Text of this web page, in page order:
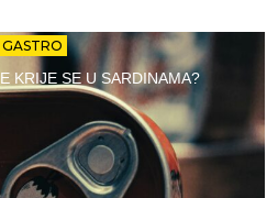
GASTRO
KRIJE SE U SARDINAMA?